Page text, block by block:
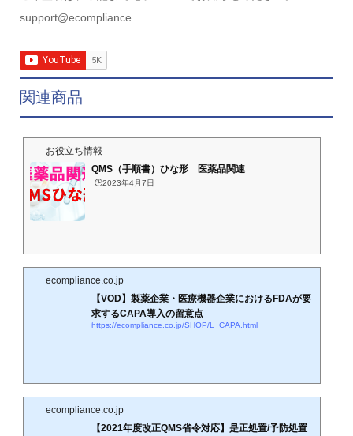
support@ecompliance
関連商品
お役立ち情報
QMS（手順書）ひな形 医薬品関連
🕒️2023年4月7日
ecompliance.co.jp
【VOD】製薬企業・医療機器企業におけるFDAが要
求するCAPA導入の留意点
https://ecompliance.co.jp/SHOP/L_CAPA.html
ecompliance.co.jp
【2021年度改正QMS省令対応】是正処置/予防処置